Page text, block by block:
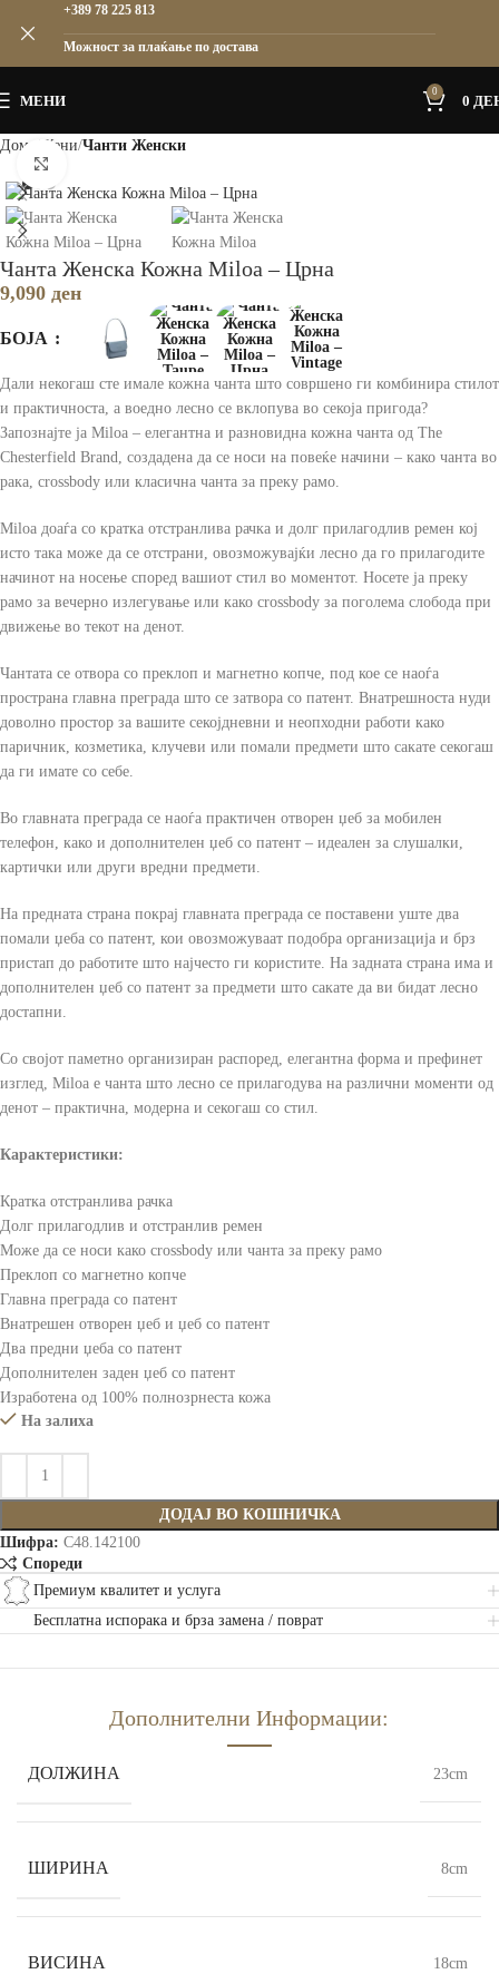
МЕНИ
0
0
Дома Жени Чанти Женски
Чанта Женска Кожна Miloa – Црна
9,090 ден
БОЈА
Дали некогаш сте имале кожна чанта што совршено ги комбинира стилот
и практичноста, а воедно лесно се вклопува во секоја пригода?
Запознајте ја Miloa – елегантна и разновидна кожна чанта од The
Chesterfield Brand, создадена да се носи на повеќе начини – како чанта во
рака, crossbody или класична чанта за преку рамо.
Miloa доаѓа со кратка отстранлива рачка и долг прилагодлив ремен кој
исто така може да се отстрани, овозможувајќи лесно да го прилагодите
начинот на носење според вашиот стил во моментот. Носете ја преку
рамо за вечерно излегување или како crossbody за поголема слобода при
движење во текот на денот.
Чантата се отвора со преклоп и магнетно копче, под кое се наоѓа
пространа главна преграда што се затвора со патент. Внатрешноста нуди
доволно простор за вашите секојдневни и неопходни работи како
паричник, козметика, клучеви или помали предмети што сакате секогаш
да ги имате со себе.
Во главната преграда се наоѓа практичен отворен џеб за мобилен
телефон, како и дополнителен џеб со патент – идеален за слушалки,
картички или други вредни предмети.
На предната страна покрај главната преграда се поставени уште два
помали џеба со патент, кои овозможуваат подобра организација и брз
пристап до работите што најчесто ги користите. На задната страна има и
дополнителен џеб со патент за предмети што сакате да ви бидат лесно
достапни.
Со својот паметно организиран распоред, елегантна форма и префинет
изглед, Miloa е чанта што лесно се прилагодува на различни моменти од
денот – практична, модерна и секогаш со стил.
Карактеристики:
Кратка отстранлива рачка
Долг прилагодлив и отстранлив ремен
Може да се носи како crossbody или чанта за преку рамо
Преклоп со магнетно копче
Главна преграда со патент
Внатрешен отворен џеб и џеб со патент
Два предни џеба со патент
Дополнителен заден џеб со патент
Изработена од 100% полнозрнеста кожа
На залиха
ДОДАЈ ВО КОШНИЧКА
Шифра: C48.142100
Спореди
Премиум квалитет и услуга
Бесплатна испорака и брза замена / поврат
Дополнителни Информации:
ДОЛЖИНА 23cm
ШИРИНА 8cm
ВИСИНА 18cm
+389 78 225 813
Можност за плаќање по достава